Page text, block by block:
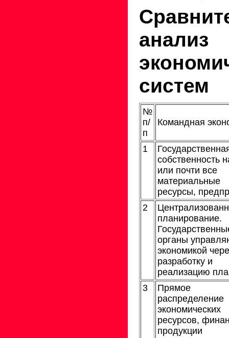
анализ
систем
№
п/
п
Командная
1
собственность
или почти все
материальные
ресурсы,
2
планирование.
органы
экономикой
разработку и
реализацию
3
Прямое
распределение
экономических
ресурсов,
продукции